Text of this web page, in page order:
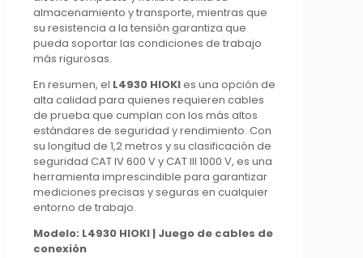
almacenamiento y transporte, mientras que
su resistencia a la tensión garantiza que
pueda soportar las condiciones de trabajo
más rigurosas.
En resumen, el L4930 HIOKIes una opción de
alta calidad para quienes requieren cables
de prueba que cumplan con los más altos
estándares de seguridad y rendimiento. Con
su longitud de 1,2 metros y su clasificación de
seguridad CAT IV 600 V y CAT III 1000 V, es una
herramienta imprescindible para garantizar
mediciones precisas y seguras en cualquier
entorno de trabajo.
Modelo: L4930 HIOKI | Juego de cables de
conexión